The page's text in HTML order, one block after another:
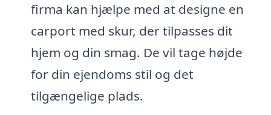
firma kan hjælpe med at designe en
carport med skur, der tilpasses dit
hjem og din smag. De vil tage højde
for din ejendoms stil og det
tilgængelige plads.